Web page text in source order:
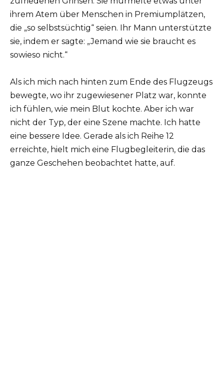
ihrem Atem über Menschen in Premiumplätzen,
die „so selbstsüchtig“ seien. Ihr Mann unterstützte
sie, indem er sagte: „Jemand wie sie braucht es
sowieso nicht.“
Als ich mich nach hinten zum Ende des Flugzeugs
bewegte, wo ihr zugewiesener Platz war, konnte
ich fühlen, wie mein Blut kochte. Aber ich war
nicht der Typ, der eine Szene machte. Ich hatte
eine bessere Idee. Gerade als ich Reihe 12
erreichte, hielt mich eine Flugbegleiterin, die das
ganze Geschehen beobachtet hatte, auf.